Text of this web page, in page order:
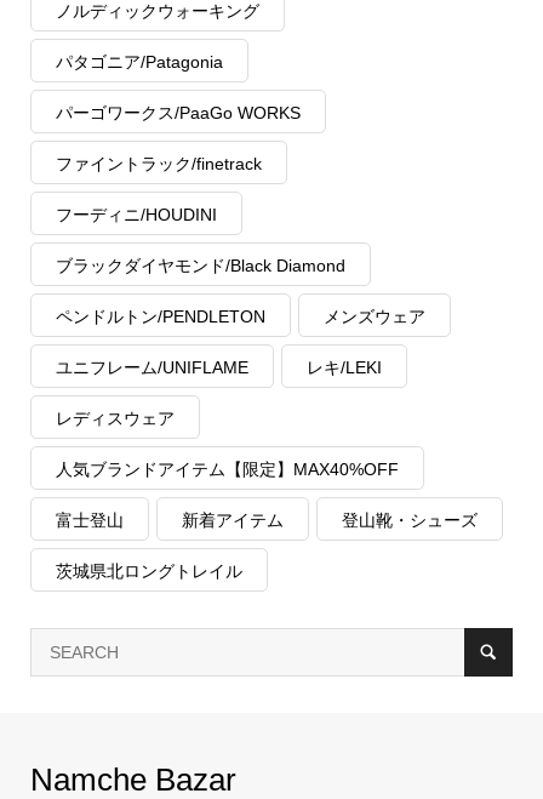
ノルディックウォーキング
パタゴニア/Patagonia
パーゴワークス/PaaGo WORKS
ファイントラック/finetrack
フーディニ/HOUDINI
ブラックダイヤモンド/Black Diamond
ペンドルトン/PENDLETON メンズウェア
ユニフレーム/UNIFLAME レキ/LEKI
レディスウェア
人気ブランドアイテム【限定】MAX40%OFF
富士登山 新着アイテム 登山靴・シューズ
茨城県北ロングトレイル
Namche Bazar